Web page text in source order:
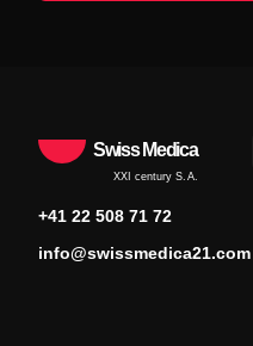
Swiss Medica
XXI century S.A.
+41 22 508 71 72
info@swissmedica21.com